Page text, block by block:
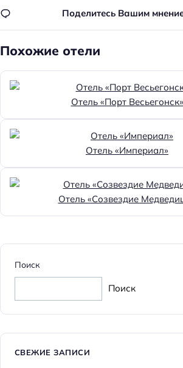
Доступность
Доступность входа на инвалидной
недоступно
Доступность помещения на
недоступно
Парковка
Wi-fi
Кондиционер в номере
Тренажёрный зал
Оплата картой
Поделитесь Вашим
Похожие отели
Отель «Порт Весьегонск»
Отель «Империал»
Отель «Созвездие
Поиск
Поиск
СВЕЖИЕ ЗАПИСИ